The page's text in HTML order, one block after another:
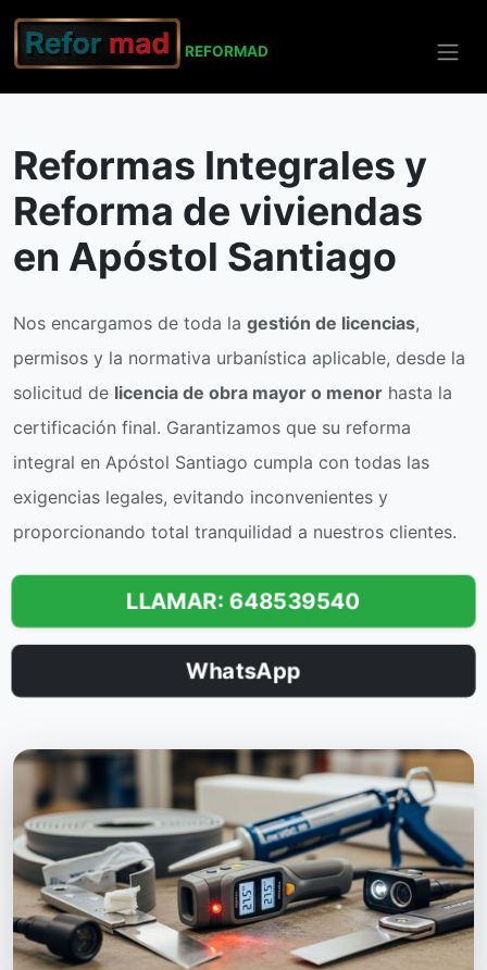
REFORMAD
Inicio Apóstol Santiago
Reformas Integrales y
Reforma de viviendas
en Apóstol Santiago
Nos encargamos de toda la gestión de licencias,
permisos y la normativa urbanística aplicable, desde la
solicitud de licencia de obra mayor o menor hasta la
certificación final. Garantizamos que su reforma
integral en Apóstol Santiago cumpla con todas las
exigencias legales, evitando inconvenientes y
proporcionando total tranquilidad a nuestros clientes.
LLAMAR: 648539540
WhatsApp